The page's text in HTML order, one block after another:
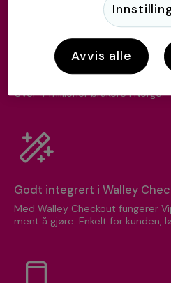
Vipps er en populær
Over 4 millioner brukere i Norge.
Godt integrert i Walley
Med Walley Checkout fungerer
ment å gjøre. Enkelt for kunden,
Avvis alle